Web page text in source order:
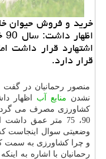
خرید و فروش حیوان
اشتهارد قرار داشت
قرار دارد.
منصور رحمانیان در گفت و
نشدن منابع آب اظهار داشت:
كشاورزی مصرف می
وضعیتی سوال اینجاست
و چرا كشاورزی به سمت
رحمانیان با اشاره به